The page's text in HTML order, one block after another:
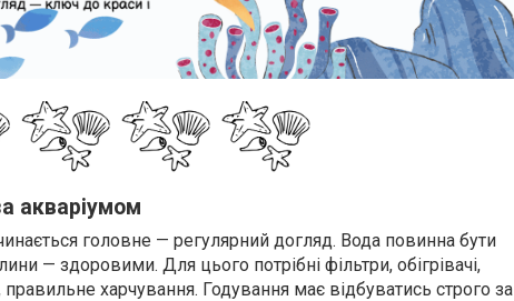
акваріумом
головне — регулярний догляд. Вода повинна бути
— здоровими. Для цього потрібні фільтри, обігрівачі,
харчування. Годування має відбуватись строго за